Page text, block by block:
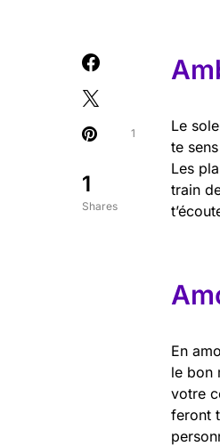
1
Shares
1 Le
te
Les
train
En
le bon
votre
feront